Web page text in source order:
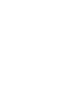
úpravy
věci -
... -
- vyřešené